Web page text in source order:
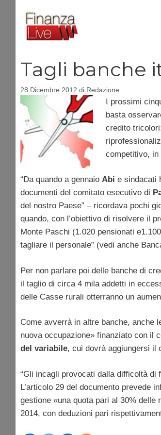
contenuto
Tagli banche
28 Dicembre 2012 di Redazione
I prossimi
basta
credito
competitivo, in
“Da quando a gennaio Abi e sindacati
documenti del comitato esecutivo di
del nostro Paese” – ricordava pochi
quando, con l’obiettivo di risolvere il
Monte Paschi (1.020 pensionati
tagliare il personale” (vedi anche
Per non parlare poi delle banche di
il taglio di circa 4 mila addetti in
delle Casse rurali otterranno un
Come avverrà in altre banche, anche
nuova occupazione» finanziato con il
del variabile, cui dovrà aggiungersi il
“Gli incagli provocati dalla difficoltà
L’articolo 29 del documento prevede
gestione «una quota pari al 30%
2014, con deduzioni pari